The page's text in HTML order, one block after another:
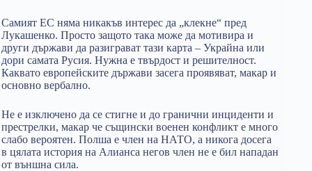
Самият ЕС няма никакъв интерес да „клекне“ пред
Лукашенко. Просто защото така може да мотивира и
други държави да разиграват тази карта – Украйна или
дори самата Русия. Нужна е твърдост и решителност.
Каквато европейските държави засега проявяват, макар и
основно вербално.
Не е изключено да се стигне и до гранични инциденти и
престрелки, макар че същински военен конфликт е много
слабо вероятен. Полша е член на НАТО, а никога досега
в цялата история на Алианса негов член не е бил нападан
от външна сила.